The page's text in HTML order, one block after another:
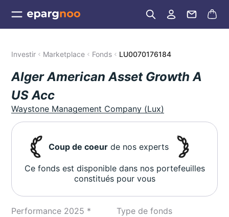
Investir Marketplace Fonds LU0070176184
Alger American Asset Growth A
US Acc
Waystone Management Company (Lux)
Coup de coeur de nos experts
Ce fonds est disponible dans nos portefeuilles
constitués pour vous
Performance 2025 * Type de fonds